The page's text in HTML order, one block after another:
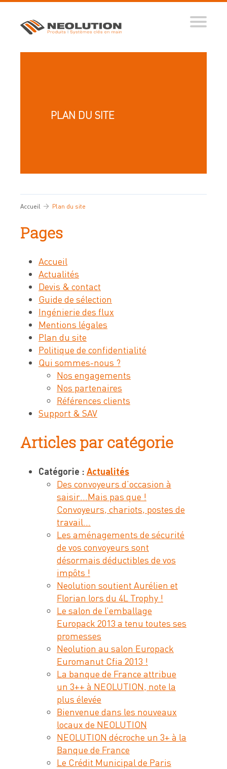
Produits
Systèmes automatisés
Nos réalisations
Guide de sélection
Devis & contact
À propos de Neolution
Qui sommes-nous
Références clients
Témoignages
Nos engagements
Nos partenaires
Support & SAV
PLAN DU SITE
Accueil Plan du site
Pages
Accueil
Actualités
Devis & contact
Guide de sélection
Ingénierie des flux
Mentions légales
Plan du site
Politique de confidentialité
Qui sommes-nous ?
Nos engagements
Nos partenaires
Références clients
Support & SAV
Articles par catégorie
Catégorie : Actualités
Des convoyeurs d’occasion à
saisir…Mais pas que !
Convoyeurs, chariots, postes de
travail…
Les aménagements de sécurité
de vos convoyeurs sont
désormais déductibles de vos
impôts !
Neolution soutient Aurélien et
Florian lors du 4L Trophy !
Le salon de l’emballage
Europack 2013 a tenu toutes ses
promesses
Neolution au salon Europack
Euromanut Cfia 2013 !
La banque de France attribue
un 3++ à NEOLUTION, note la
plus élevée
Bienvenue dans les nouveaux
locaux de NEOLUTION
NEOLUTION décroche un 3+ à la
Banque de France
Le Crédit Municipal de Paris